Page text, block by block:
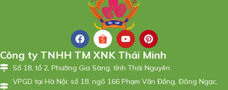
Công ty TNHH TM XNK Thái Minh
Số 18, tổ 2, Phường Gia Sàng, tỉnh Thái Nguyên
VPGD tại Hà Nội: số 18, ngõ 166 Phạm Văn Đồng, Đông Ngạc,